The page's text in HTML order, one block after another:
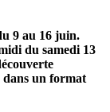
9 au 16 juin.
du samedi 13
dans un format